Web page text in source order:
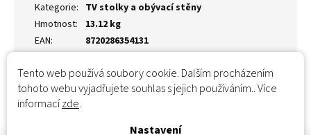
Tento web používá soubory cookie. Dalším procházením
tohoto webu vyjadřujete souhlas s jejich používáním.. Více
informacízde.
Nastavení
Kategorie: TV stolky a obývací stěny
Hmotnost:
13.12 kg
EAN: 8720286354131